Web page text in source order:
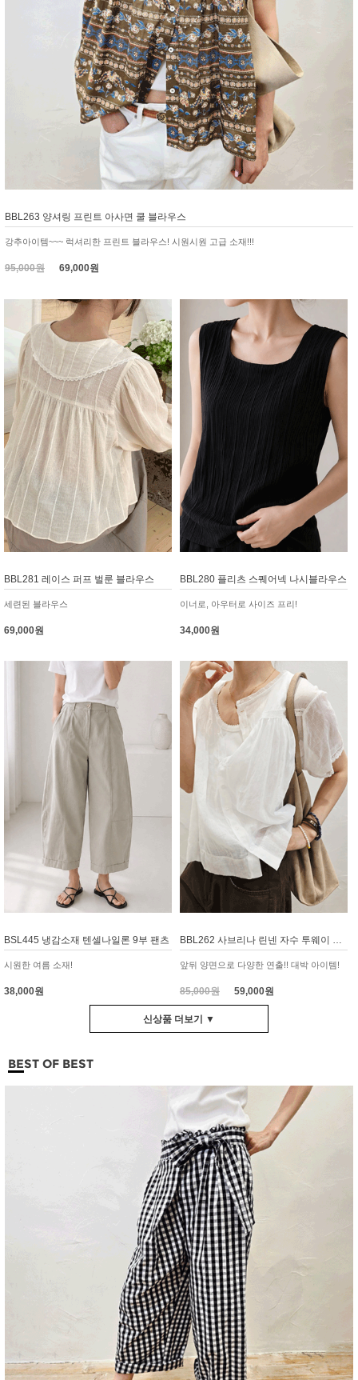
BBL263 양셔링 프린트 아사면 쿨 블라우스
강추아이템~~~ 럭셔리한 프린트 블라우스! 시원시원 고급 소재!!!
95,000원 69,000원
BBL281 레이스 퍼프 벌룬 블라우스
세련된 블라우스
69,000원
BBL280 플리츠 스퀘어넥 나시블라우스
이너로, 아우터로 사이즈 프리!
34,000원
BSL445 냉감소재 텐셀나일론 9부 팬츠
시원한 여름 소재!
38,000원
BBL262 사브리나 린넨 자수 투웨이 블라우스
앞뒤 양면으로 다양한 연출!! 대박 아이템!
85,000원59,000원
신상품 더보기 ▼
BEST OF BEST